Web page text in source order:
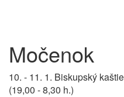
Močenok
10. - 11. 1. Biskupský
(19,00 - 8,30 h.)